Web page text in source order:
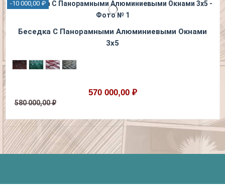
-10 000,00 ₽
Беседка С Панорамными Алюминиевыми Окнами
3х5
570 000,00 ₽
580 000,00 ₽